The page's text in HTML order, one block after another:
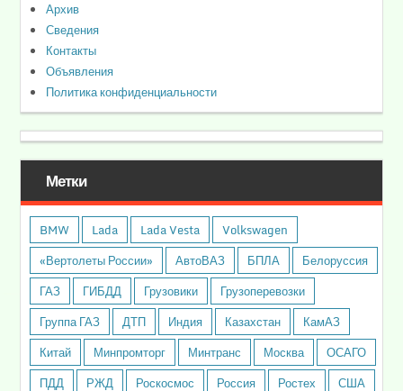
Архив
Сведения
Контакты
Объявления
Политика конфиденциальности
Метки
BMW Lada Lada Vesta
Volkswagen
«Вертолеты России»
АвтоВАЗ БПЛА
Белоруссия
ГАЗ
ГИБДД Грузовики
Грузоперевозки
Группа ГАЗ
ДТП Индия Казахстан
КамАЗ
Китай
Минпромторг Минтранс Москва
ОСАГО
ПДД
РЖД Роскосмос Россия Ростех
США